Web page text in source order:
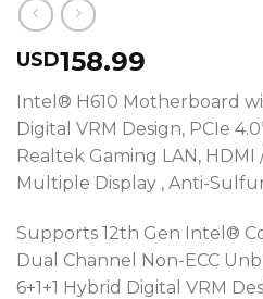
USD158.99
Intel® H610 Motherboard
Digital VRM Design, PCIe
Realtek Gaming LAN,
Multiple Display , Anti-
Supports 12th Gen Intel®
Dual Channel Non-ECC
6+1+1 Hybrid Digital VRM